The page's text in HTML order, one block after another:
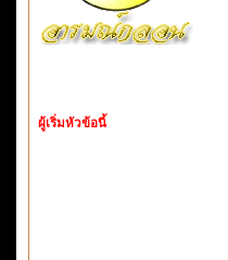
ผู้เริ่มหัวข้อนี้